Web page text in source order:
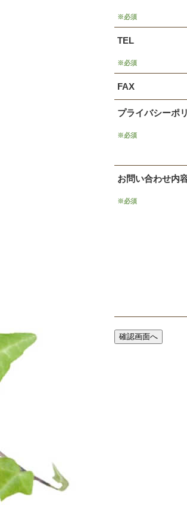
※必須
TEL
※必須
FAX
プライバシーポ
※必須
お問い合わせ内
※必須